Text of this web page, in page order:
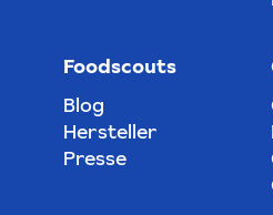
Foodscouts
Blog
Hersteller
Presse